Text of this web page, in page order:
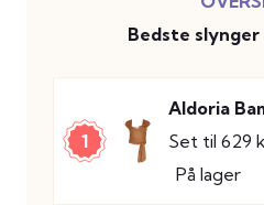
Bedste
1
Aldoria
Set til 629
På lager